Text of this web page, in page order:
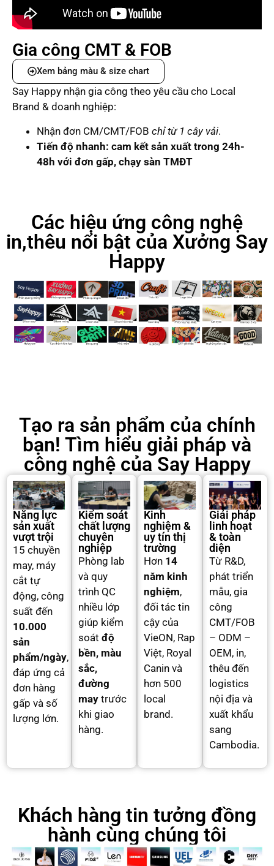
Gia công CMT & FOB
Xem bảng màu & size chart
Say Happy nhận gia công theo yêu cầu cho Local
Brand & doanh nghiệp:
Nhận đơn CM/CMT/FOB chỉ từ 1 cây vải.
Tiến độ nhanh: cam kết sản xuất trong 24h-
48h với đơn gấp, chạy sàn TMĐT
Các hiệu ứng công nghệ
in,thêu nổi bật của Xưởng Say
Happy
Tạo ra sản phẩm của chính
bạn! Tìm hiểu giải pháp và
công nghệ của Say Happy
Năng lực
sản xuất
vượt trội
15 chuyền
may, máy
cắt tự
động, công
suất đến
10.000
sản
phẩm/ngày,
đáp ứng cả
đơn hàng
gấp và số
lượng lớn.
Kiểm soát
chất lượng
chuyên
nghiệp
Phòng lab
và quy
trình QC
nhiều lớp
giúp kiểm
soát độ
bền, màu
sắc,
đường
may trước
khi giao
hàng.
Kinh
nghiệm &
uy tín thị
trường
Hơn 14
năm kinh
nghiệm,
đối tác tin
cậy của
VieON, Rap
Việt, Royal
Canin và
hơn 500
local
brand.
Giải pháp
linh hoạt
& toàn
diện
Từ R&D,
phát triển
mẫu, gia
công
CMT/FOB
– ODM –
OEM, in,
thêu đến
logistics
nội địa và
xuất khẩu
sang
Cambodia.
Khách hàng tin tưởng đồng
hành cùng chúng tôi